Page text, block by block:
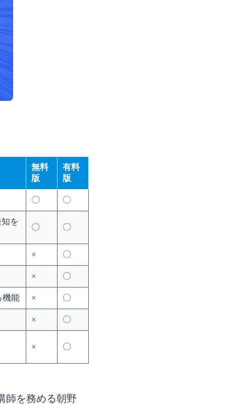
無料
版
有料
版
〇 〇
を
〇 〇
× 〇
× 〇
機能 × 〇
× 〇
× 〇
師を務める朝野